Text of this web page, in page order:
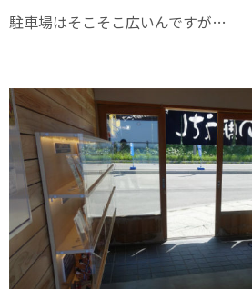
駐車場はそこそこ広いんですが…